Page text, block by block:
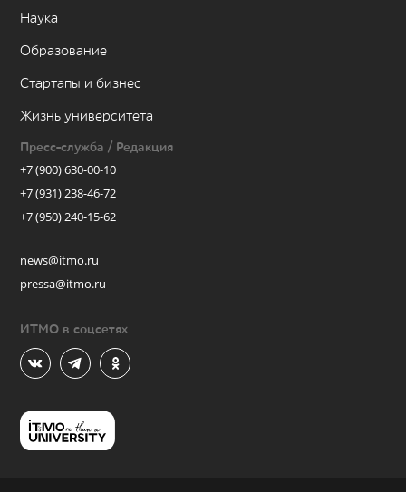
Наука
Образование
Стартапы и бизнес
Жизнь университета
Пресс-служба / Редакция
+7 (900) 630-00-10
+7 (931) 238-46-72
+7 (950) 240-15-62
news@itmo.ru
pressa@itmo.ru
ИТМО в соцсетях